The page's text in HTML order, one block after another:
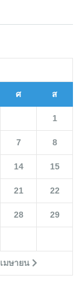
ศ ส
เมษายน
1
7 8
14 15
21 22
28 29